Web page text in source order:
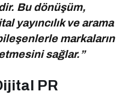
Bu dönüşüm,
yayıncılık ve arama
markaların
sağlar.”
PR